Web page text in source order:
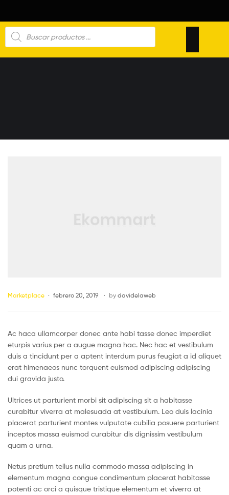
Marketplace febrero 20, 2019 by davidelaweb
Ac haca ullamcorper donec ante habi tasse donec imperdiet
eturpis varius per a augue magna hac. Nec hac et vestibulum
duis a tincidunt per a aptent interdum purus feugiat a id aliquet
erat himenaeos nunc torquent euismod adipiscing adipiscing
dui gravida justo.
Ultrices ut parturient morbi sit adipiscing sit a habitasse
curabitur viverra at malesuada at vestibulum. Leo duis lacinia
placerat parturient montes vulputate cubilia posuere parturient
inceptos massa euismod curabitur dis dignissim vestibulum
quam a urna.
Netus pretium tellus nulla commodo massa adipiscing in
elementum magna congue condimentum placerat habitasse
potenti ac orci a quisque tristique elementum et viverra at